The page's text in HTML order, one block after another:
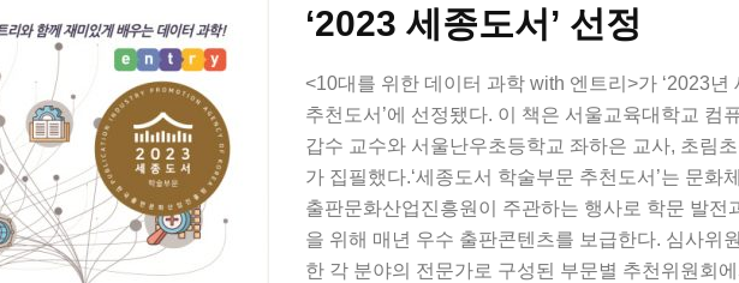
‘2023 세종도서’ 선정
<10대를 위한 데이터 과학 with 엔트리>가 ‘2023년
추천도서’에 선정됐다. 이 책은 서울교육대학교 컴
갑수 교수와 서울난우초등학교 좌하은 교사, 초림
가 집필했다.‘세종도서 학술부문 추천도서’는 문화
출판문화산업진흥원이 주관하는 행사로 학문 발전
을 위해 매년 우수 출판콘텐츠를 보급한다. 심사위
한 각 분야의 전문가로 구성된 부문별 추천위원회